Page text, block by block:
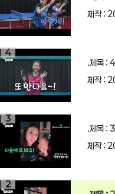
제작 :
.제목 :
제작 :
4
.제목 : 3
제작 :
3
2